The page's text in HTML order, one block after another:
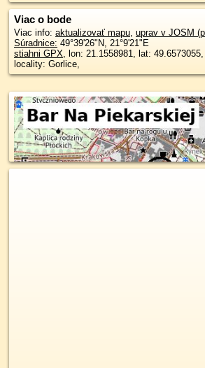
Viac o bode
Viac info: aktualizovať mapu, uprav v JOSM
Súradnice: 49°39'26"N, 21°9'21"E
stiahni GPX, lon: 21.1558981, lat:
locality: Gorlice,